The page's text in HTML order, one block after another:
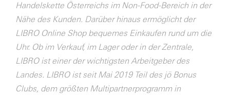
sebamed
SERVICE&MORE
SKINUANCE®
Handelskette Österreichs im Non-Food-Bereich in der
Nähe des Kunden. Darüber hinaus ermöglicht der
LIBRO Online Shop bequemes Einkaufen rund um die
Uhr. Ob im Verkauf, im Lager oder in der Zentrale,
LIBRO ist einer der wichtigsten Arbeitgeber des
Landes. LIBRO ist seit Mai 2019 Teil des jö Bonus
Clubs, dem größten Multipartnerprogramm in